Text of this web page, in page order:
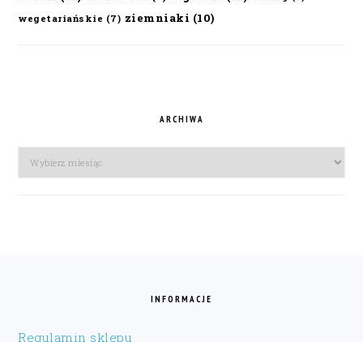
wegetariańskie (7) ziemniaki (10)
ARCHIWA
Archiwa
INFORMACJE
Regulamin sklepu